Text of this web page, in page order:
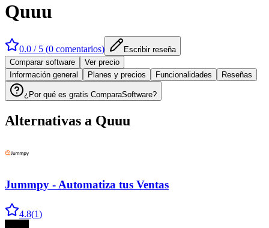
Quuu
0.0 / 5 (0 comentarios)
Escribir reseña
Comparar software
Ver precio
Información general
Planes y precios Funcionalidades Reseñas
¿Por qué es gratis ComparaSoftware?
Alternativas a Quuu
Jummpy - Automatiza tus Ventas
4.8(1)